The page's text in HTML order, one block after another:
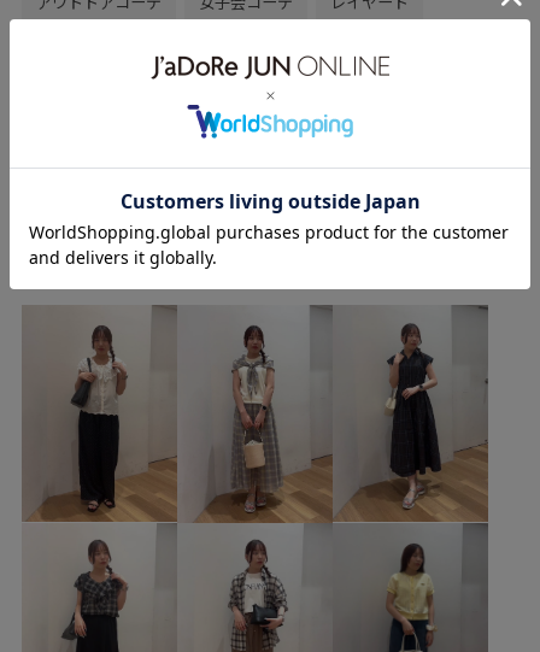
カジュアルコーデ ROPÉ PICNIC
ブルべ夏 乾燥
トートバッグ GDF16000 GDK16960
GDS15060 GIX36040 25AW20
25SSRPボトムス 26feb_hellokitty 26ss_hellokitty
2WAYで使える RP25AWsale値下げ RP25AW_restock
RP25aw買い足しボトム RP25SS RP26SS
RP26SS_goods RP26SS_knit RP26SS着映えトップス
RPdenim RP体型カバー Wbag&shoes_pickup
Wtops_pickup
アクセサリー エナメル素材 キラキラ
クロップド丈 コットン100%
あやなのその他のスタイリング